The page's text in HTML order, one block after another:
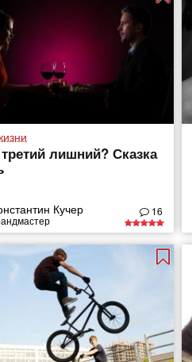
лишний? Сказка
Кучер 16